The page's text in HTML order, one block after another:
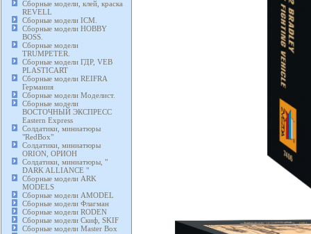
Сборные модели, клей, краска
REVELL
Сборные модели ICM.
Сборные модели HOBBY
BOSS.
Сборные модели
TRUMPETER.
Сборные модели ГДР, VEB
PLASTICART
Сборные модели REIFRA
Германия
Сборные модели Моделист.
Сборные модели
ВОСТОЧНЫЙ ЭКСПРЕСС
Eastern Express
Солдатики, миниатюры
"RedBox"
Солдатики, миниатюры
ORION, ОРИОН
Солдатики, миниатюры, "
DARK ALLIANCE "
Сборные модели ARK
MODELS
Сборные модели AMODEL
Сборные модели Флагман
Сборные модели RODEN
Сборные модели Скиф, SKIF
Сборные модели Master Box